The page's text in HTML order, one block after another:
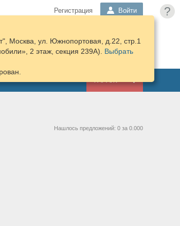
?
Регистрация Войти
КОРЗИНА
ПОДОБРАТЬ
ЗАПЧАСТИ
Москва, ул. Южнопортовая, д.22, стр.1
2 этаж, секция 239А). Выбрать
Нашлось предложений: 0 за 0.000